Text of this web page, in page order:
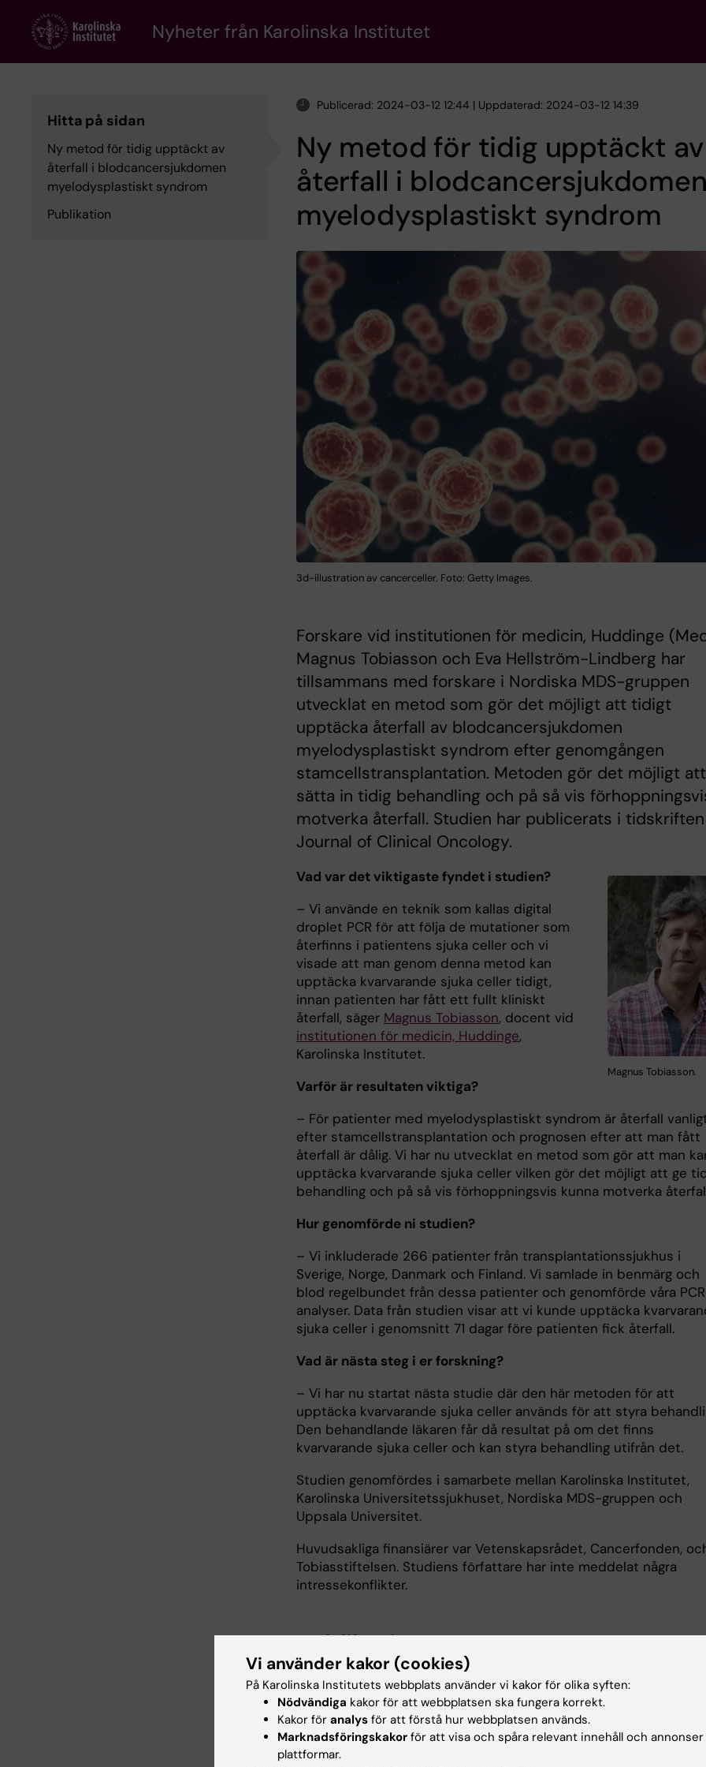
content
Nyheter från Karolinska Institutet
Hitta på sidan
Ny metod för tidig upptäckt av
återfall i blodcancersjukdomen
myelodysplastiskt syndrom
Publikation
Publicerad: 2024-03-12 12:44 | Uppdaterad: 2024-03-12 14:39
Ny metod för tidig upptäckt av
återfall i
myelodysplastiskt syndrom
3d-illustration av cancerceller. Foto: Getty Images.
Forskare vid institutionen för medicin, Huddinge
Magnus Tobiasson och Eva Hellström-Lindberg har
tillsammans med forskare i Nordiska MDS-gruppen
utvecklat en metod som gör det möjligt att tidigt
upptäcka återfall av blodcancersjukdomen
myelodysplastiskt syndrom efter genomgången
stamcellstransplantation. Metoden gör det möjligt att
sätta in tidig behandling och på så vis
motverka återfall. Studien har publicerats i tidskriften
Journal of Clinical Oncology.
Magnus Tobiasson.
Vad var det viktigaste fyndet i studien?
– Vi använde en teknik som kallas digital
droplet PCR för att följa de mutationer som
återfinns i patientens sjuka celler och vi
visade att man genom denna metod kan
upptäcka kvarvarande sjuka celler tidigt,
innan patienten har fått ett fullt kliniskt
återfall, säger Magnus Tobiasson, docent vid
institutionen för medicin, Huddinge,
Karolinska Institutet.
Varför är resultaten viktiga?
– För patienter med myelodysplastiskt syndrom är återfall
efter stamcellstransplantation och prognosen efter att man fått
återfall är dålig. Vi har nu utvecklat en metod som gör att man
upptäcka kvarvarande sjuka celler vilken gör det möjligt att ge
behandling och på så vis förhoppningsvis kunna motverka
Hur genomförde ni studien?
– Vi inkluderade 266 patienter från transplantationssjukhus i
Sverige, Norge, Danmark och Finland. Vi samlade in benmärg och
blod regelbundet från dessa patienter och genomförde våra
analyser. Data från studien visar att vi kunde upptäcka
sjuka celler i genomsnitt 71 dagar före patienten fick återfall.
Vad är nästa steg i er forskning?
– Vi har nu startat nästa studie där den här metoden för att
upptäcka kvarvarande sjuka celler används för att styra
Den behandlande läkaren får då resultat på om det finns
kvarvarande sjuka celler och kan styra behandling utifrån det.
Studien genomfördes i samarbete mellan Karolinska Institutet,
Karolinska Universitetssjukhuset, Nordiska MDS-gruppen och
Uppsala Universitet.
Huvudsakliga finansiärer var Vetenskapsrådet, Cancerfonden,
Tobiasstiftelsen. Studiens författare har inte meddelat några
intressekonflikter.
Publikation
Patient-Specific Measurable Residual Disease Markers Predict
Outcome in Patients With Myelodysplastic Syndrome and
Diseases After Hematopoietic Stem-Cell Transplantation.
Tobiasson M, Pandzic T, Illman J, Nilsson L, Weström S, Ejerblad E,
Olesen G, Björklund A, Olsnes Kittang A, Werlenius O, Lorentz F,
Vi använder kakor (cookies)
På Karolinska Institutets webbplats använder vi kakor för olika syften:
Nödvändiga kakor för att webbplatsen ska fungera korrekt.
Kakor för analys för att förstå hur webbplatsen används.
Marknadsföringskakor för att visa och spåra relevant innehåll och
plattformar.